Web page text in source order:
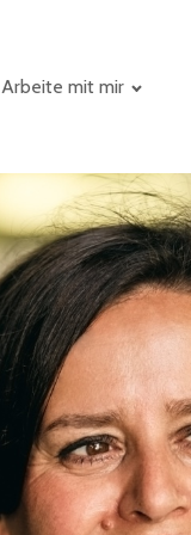
Arbeite mit mir